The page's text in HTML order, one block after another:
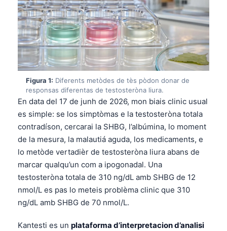
Figura 1: Diferents metòdes de tès pòdon donar de
responsas diferentas de testosteròna liura.
En data del 17 de junh de 2026, mon biais clinic usual
es simple: se los simptòmas e la testosteròna totala
contradíson, cercarai la SHBG, l’albúmina, lo moment
de la mesura, la malautiá aguda, los medicaments, e
lo metòde vertadièr de testosteròna liura abans de
marcar qualqu’un com a ipogonadal. Una
testosteròna totala de 310 ng/dL amb SHBG de 12
nmol/L es pas lo meteis problèma clinic que 310
ng/dL amb SHBG de 70 nmol/L.
Kantesti es un plataforma d’interpretacion d’analisi